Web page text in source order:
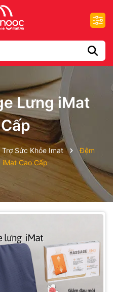
Lưng iMat
Sức Khỏe Imat
Đệm
iMat Cao Cấp